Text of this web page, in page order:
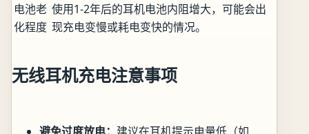
电池老
化程度
使用1-2年后的耳机电池内阻增大，可能会出
现充电变慢或耗电变快的情况。
无线耳机充电注意事项